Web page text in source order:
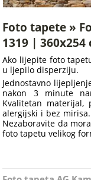
Foto tapete »
1319 | 360x254
Ako lijepite foto
u ljepilo disperziju.
Jednostavno
nakon 3 minute
Kvalitetan materijal,
alergijski i bez
Nezaboravite da
foto tapetu velikog